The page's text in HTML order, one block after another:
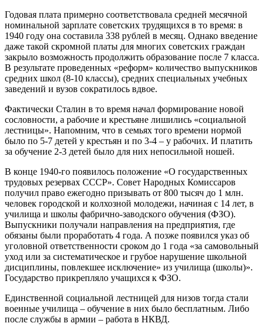
Годовая плата примерно соответствовала средней месячной
номинальной зарплате советских трудящихся в то время: в
1940 году она составила 338 рублей в месяц. Однако введение
даже такой скромной платы для многих советских граждан
закрыло возможность продолжить образование после 7 класса.
В результате проведенных «реформ» количество выпускников
средних школ (8-10 классы), средних специальных учебных
заведений и вузов сократилось вдвое.
Фактически Сталин в то время начал формирование новой
сословности, а рабочие и крестьяне лишились «социальной
лестницы». Напомним, что в семьях того времени нормой
было по 5-7 детей у крестьян и по 3-4 – у рабочих. И платить
за обучение 2-3 детей было для них непосильной ношей.
В конце 1940-го появилось положение «О государственных
трудовых резервах СССР». Совет Народных Комиссаров
получил право ежегодно призывать от 800 тысяч до 1 млн.
человек городской и колхозной молодежи, начиная с 14 лет, в
училища и школы фабрично-заводского обучения (ФЗО).
Выпускники получали направления на предприятия, где
обязаны были проработать 4 года. А позже появился указ об
уголовной ответственности сроком до 1 года «за самовольный
уход или за систематическое и грубое нарушение школьной
дисциплины, повлекшее исключение» из училища (школы)».
Государство прикрепляло учащихся к ФЗО.
Единственной социальной лестницей для низов тогда стали
военные училища – обучение в них было бесплатным. Либо
после службы в армии – работа в НКВД.